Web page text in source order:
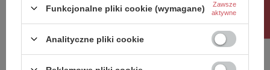
Dodaj własne zdjęcie produktu:
Funkcjonalne pliki cookie (wymagane) Zawsze
aktywne
Analityczne pliki cookie